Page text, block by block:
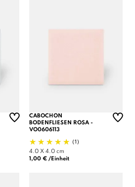
CABOCHON
BODENFLIESEN ROSA -
VO0606113
(1)
4.0 X 4.0 cm
1,00 € /Einheit